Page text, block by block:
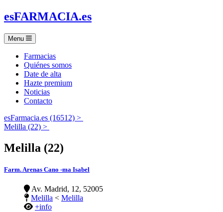
esFARMACIA.es
Menu
Farmacias
Quiénes somos
Date de alta
Hazte premium
Noticias
Contacto
esFarmacia.es (16512) >
Melilla (22) >
Melilla (22)
Farm. Arenas Cano -ma Isabel
Av. Madrid, 12, 52005
Melilla < Melilla
+info